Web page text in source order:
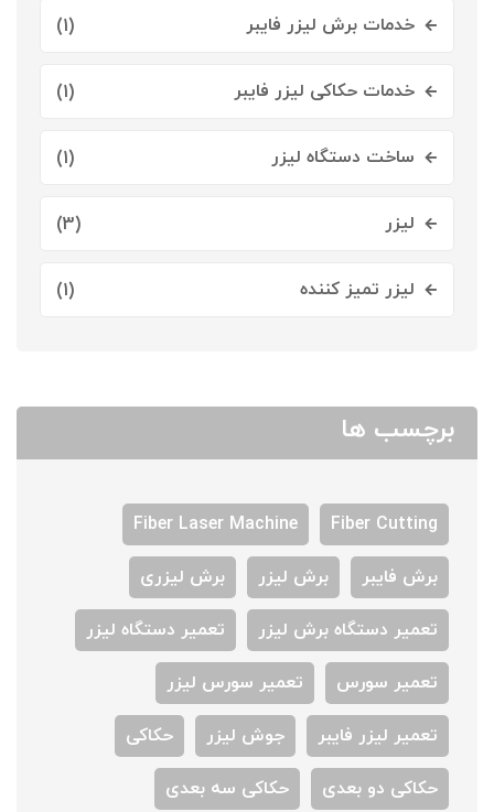
خدمات برش لیزر فایبر (1)
خدمات حکاکی لیزر فایبر (1)
ساخت دستگاه لیزر (1)
لیزر (3)
لیزر تمیز کننده (1)
برچسب ها
Fiber Cutting
Fiber Laser Machine
برش فایبر برش لیزر برش لیزری
تعمیر دستگاه برش لیزر تعمیر دستگاه لیزر
تعمیر سورس تعمیر سورس لیزر
تعمیر لیزر فایبر جوش لیزر حکاکی
حکاکی دو بعدی حکاکی سه بعدی